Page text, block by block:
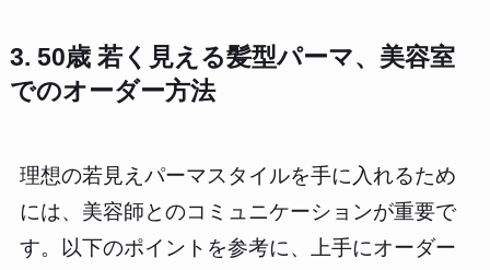
3. 50歳 若く見える髪型パーマ、美容室
でのオーダー方法
理想の若見えパーマスタイルを手に入れるため
には、美容師とのコミュニケーションが重要で
す。以下のポイントを参考に、上手にオーダー